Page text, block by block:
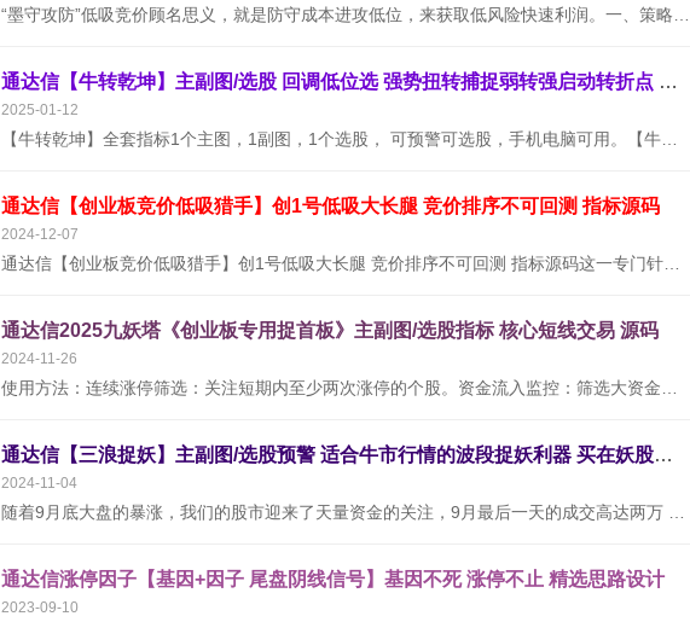
“墨守攻防”低吸竞价顾名思义，就是防守成本进攻低位，来获取低风险快速利润。一、策略核心逻辑在注册制与量化交易主导的当下...
通达信【牛转乾坤】主副图/选股 回调低位选 强势扭转捕捉弱转强启动转折点 源码
2025-01-12
【牛转乾坤】全套指标1个主图，1副图，1个选股， 可预警可选股，手机电脑可用。【牛转乾坤】回调低位选股指标，强势扭转捕捉弱转...
通达信【创业板竞价低吸猎手】创1号低吸大长腿 竞价排序不可回测 指标源码
2024-12-07
通达信【创业板竞价低吸猎手】创1号低吸大长腿 竞价排序不可回测 指标源码这一专门针对创业板的竞价低吸指标，能够通过精密的量...
通达信2025九妖塔《创业板专用捉首板》主副图/选股指标 核心短线交易 源码
2024-11-26
使用方法：连续涨停筛选：关注短期内至少两次涨停的个股。资金流入监控：筛选大资金流入异常的股票。成交量异动：关注单日成交...
通达信【三浪捉妖】主副图/选股预警 适合牛市行情的波段捉妖利器 买在妖股启动点
2024-11-04
随着9月底大盘的暴涨，我们的股市迎来了天量资金的关注，9月最后一天的成交高达两万 五千亿，这是前所未有的，如果你还是在怀疑这...
通达信涨停因子【基因+因子 尾盘阴线信号】基因不死 涨停不止 精选思路设计
2023-09-10